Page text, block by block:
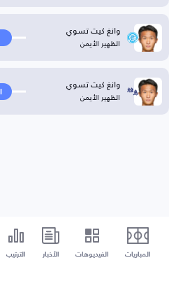
وانغ كيت تسوي
الظهير الأيمن
وانغ كيت تسوي
الظهير الأيمن
المباريات الفيديوهات الأخبار الترتيب